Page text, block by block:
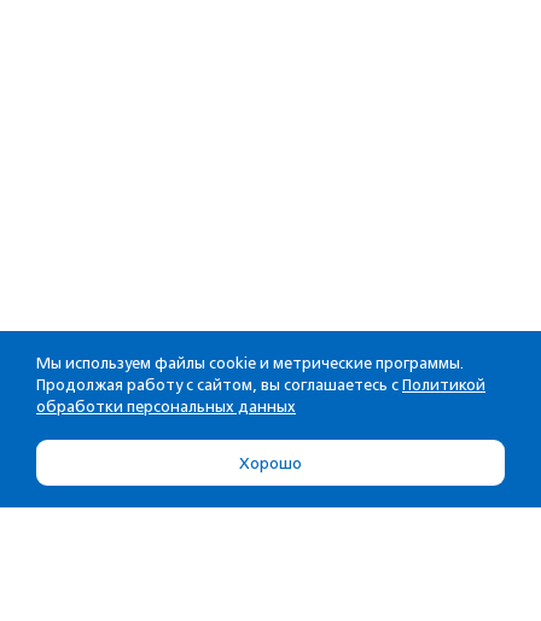
Мы используем файлы cookie и метрические программы.
Продолжая работу с сайтом, вы соглашаетесь с Политикой
обработки персональных данных
Хорошо